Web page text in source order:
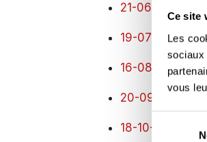
Ce site
Les
sociaux
vous
21-06-26:14.00
19-07-26:14.00
16-08-26:14.00
20-09-26:14.00
18-10-26:14.00